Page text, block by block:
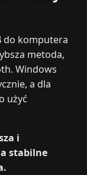
do komputera
metoda,
Windows
a dla
użyć
i
stabilne